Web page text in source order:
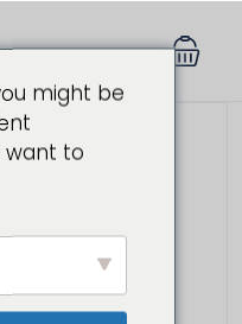
might be
want to